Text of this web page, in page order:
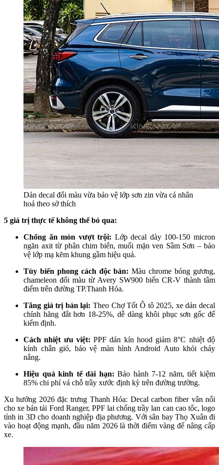
Dán decal đổi màu vừa bảo vệ lớp sơn zin vừa cá nhân
hoá theo sở thích
5 giá trị thực tế không thể bỏ qua:
Chống ăn mòn vượt trội: Lớp decal dày 100-150 micron
ngăn axit từ phân chim biển, muối mặn ven Sầm Sơn – bảo
vệ lớp mạ kẽm khung gầm hiệu quả.​
Tùy biến phong cách độc bản: Màu chrome bóng gương,
chameleon đổi màu từ Avery SW900 biến CR-V thành tâm
điểm trên đường TP.Thanh Hóa.​
Tăng giá trị bán lại:Theo Chợ Tốt Ô tô 2025, xe dán decal
chính hãng đắt hơn 18-25%, dễ dàng khôi phục sơn gốc để
kiểm định.​
Cách nhiệt ưu việt:PPF dán kín hood giảm 8°C nhiệt độ
kính chắn gió, bảo vệ màn hình Android Auto khỏi cháy
nắng.​
Hiệu quả kinh tế dài hạn: Bảo hành 7-12 năm, tiết kiệm
85% chi phí vá chỗ trầy xước định kỳ trên đường trường.​
Xu hướng 2026 đặc trưng Thanh Hóa: Decal carbon fiber vân nổi
cho xe bán tải Ford Ranger, PPF lai chống trầy lan can cao tốc, logo
tỉnh in 3D cho doanh nghiệp địa phương. Với sân bay Thọ Xuân đi
vào hoạt động mạnh, đầu năm 2026 là thời điểm vàng để nâng cấp
xe.​